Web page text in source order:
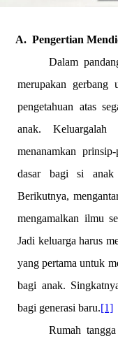
A. Pengertian
Dalam
merupakan gerbang
pengetahuan atas
anak.
menanamkan
dasar bagi si anak
Berikutnya,
mengamalkan ilmu
Jadi keluarga harus
yang pertama untuk
bagi anak.
bagi generasi baru.[1]
Rumah